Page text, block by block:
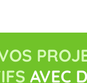
AVEC